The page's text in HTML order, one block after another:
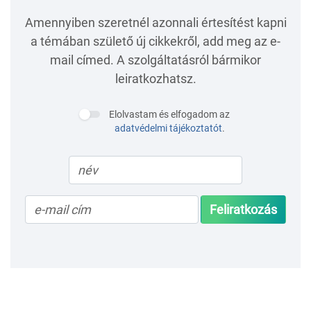
Amennyiben szeretnél azonnali értesítést kapni
a témában születő új cikkekről, add meg az e-
mail címed. A szolgáltatásról bármikor
leiratkozhatsz.
Elolvastam és elfogadom az
adatvédelmi tájékoztatót.
Feliratkozás